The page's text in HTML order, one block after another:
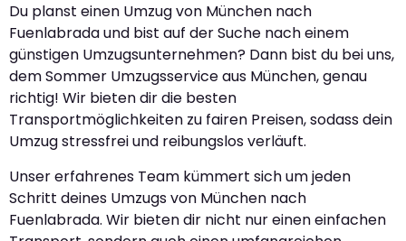
Du planst einen Umzug von München nach
Fuenlabrada und bist auf der Suche nach einem
günstigen Umzugsunternehmen? Dann bist du bei uns,
dem Sommer Umzugsservice aus München, genau
richtig! Wir bieten dir die besten
Transportmöglichkeiten zu fairen Preisen, sodass dein
Umzug stressfrei und reibungslos verläuft.
Unser erfahrenes Team kümmert sich um jeden
Schritt deines Umzugs von München nach
Fuenlabrada. Wir bieten dir nicht nur einen einfachen